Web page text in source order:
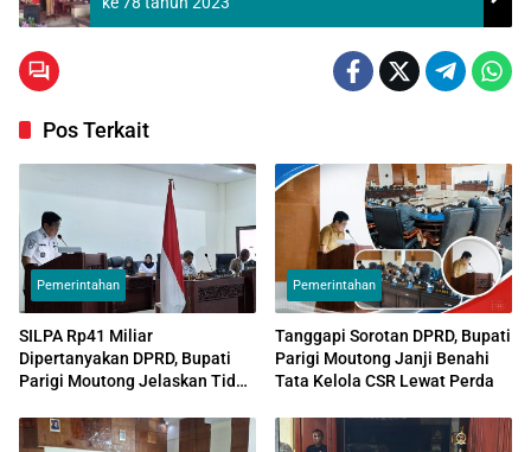
Pos Terkait
Pemerintahan
SILPA Rp41 Miliar
Dipertanyakan DPRD, Bupati
Parigi Moutong Jelaskan Tidak
Pemerintahan
Tanggapi Sorotan DPRD, Bupati
Parigi Moutong Janji Benahi
Tata Kelola CSR Lewat Perda